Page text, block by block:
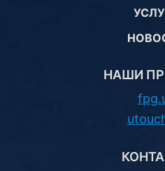
НАШИ